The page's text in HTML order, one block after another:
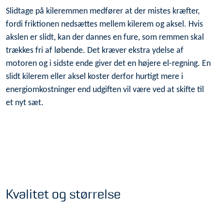
Slidtage på kileremmen medfører at der mistes kræfter,
fordi friktionen nedsættes mellem kilerem og aksel. Hvis
akslen er slidt, kan der dannes en fure, som remmen skal
trækkes fri af løbende. Det kræver ekstra ydelse af
motoren og i sidste ende giver det en højere el-regning. En
slidt kilerem eller aksel koster derfor hurtigt mere i
energiomkostninger end udgiften vil være ved at skifte til
et nyt sæt.
Kvalitet og størrelse